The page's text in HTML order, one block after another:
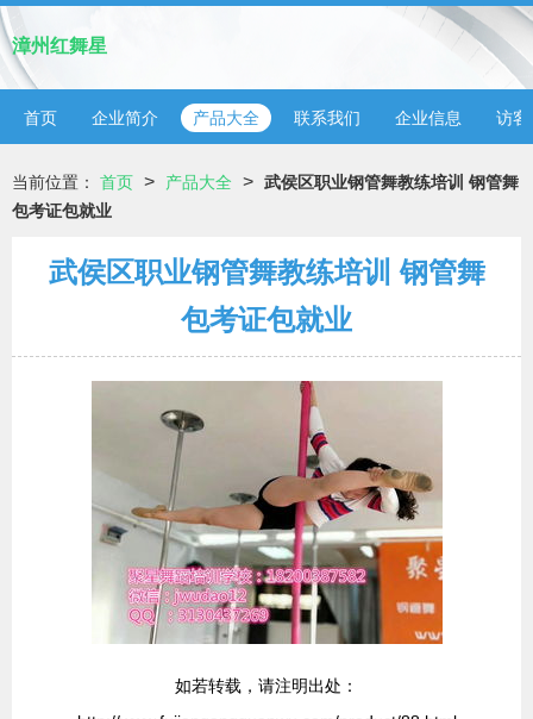
漳州红舞星
首页 企业简介 产品大全 联系我们 企业信息 访客
当前位置： 首页 > 产品大全 > 武侯区职业钢管舞教练培训 钢管舞
包考证包就业
武侯区职业钢管舞教练培训 钢管舞
包考证包就业
如若转载，请注明出处：